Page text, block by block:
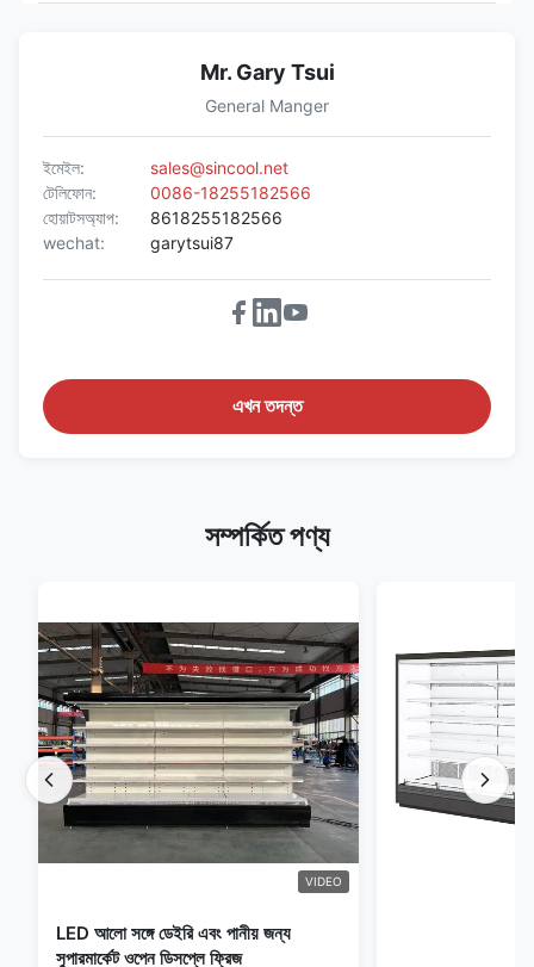
Mr. Gary Tsui
General Manger
ইমেইল:
sales@sincool.net
টেলিফোন:
0086-18255182566
হোয়াটসঅ্যাপ:
8618255182566
wechat:
garytsui87
এখন তদন্ত
সম্পর্কিত পণ্য
VIDEO
LED আলো সঙ্গে ডেইরি এবং পানীয় জন্য
সুপারমার্কেট ওপেন ডিসপ্লে ফ্রিজ